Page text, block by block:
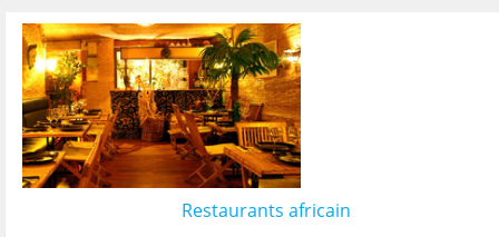
Restaurants africain